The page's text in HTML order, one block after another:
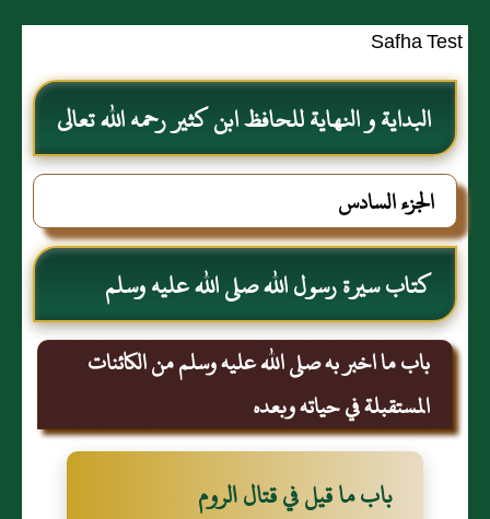
Safha Test
البداية و النهاية للحافظ ابن كثير رحمه الله تعالى
الجزء السادس
كتاب سيرة رسول الله صلى الله عليه وسلم
باب ما اخبر به صلى الله عليه وسلم من الكائنات
المستقبلة في حياته وبعده
باب ما قيل في قتال الروم